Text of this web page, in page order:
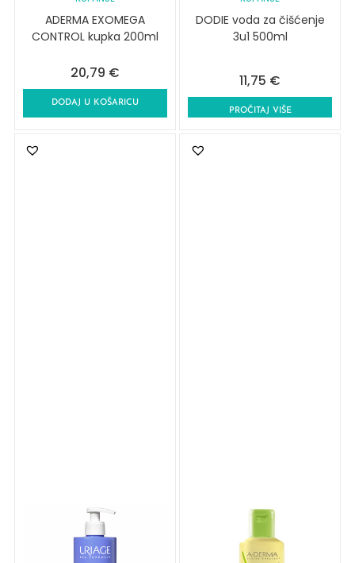
ADERMA EXOMEGA
CONTROL kupka 200ml
20,79 €
DODAJ U KOŠARICU
DODIE voda za čišćenje
3u1 500ml
11,75 €
PROČITAJ VIŠE